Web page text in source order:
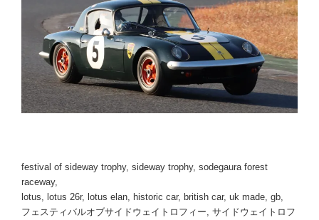
festival of sideway trophy, sideway trophy, sodegaura forest
raceway,
lotus, lotus 26r, lotus elan, historic car, british car, uk made, gb,
フェスティバルオブサイドウェイトロフィー, サイドウェイトロフ